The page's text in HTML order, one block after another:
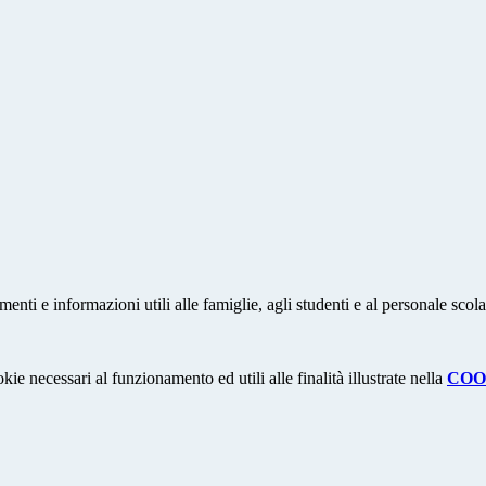
e informazioni utili alle famiglie, agli studenti e al personale
necessari al funzionamento ed utili alle finalità illustrate nella